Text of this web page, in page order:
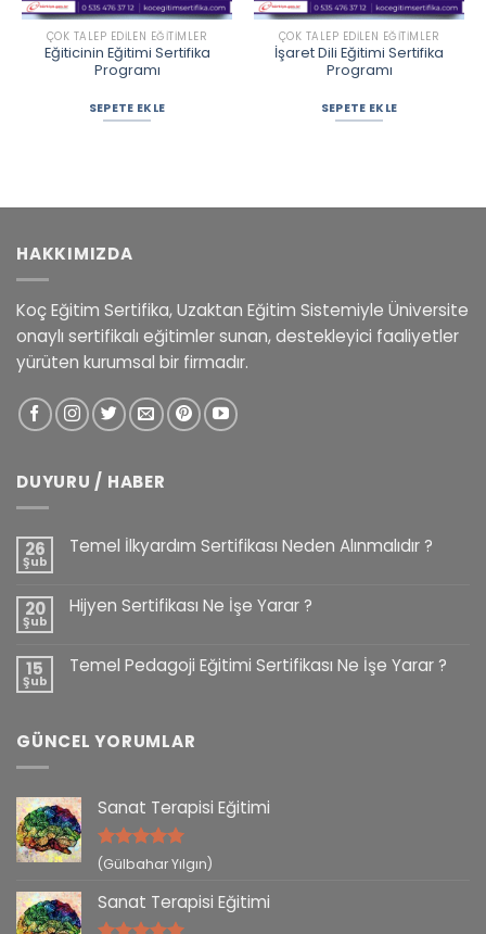
ÇOK TALEP EDILEN EĞITIMLER
Eğiticinin Eğitimi Sertifika
Programı
SEPETE EKLE
ÇOK TALEP EDILEN EĞITIMLER
İşaret Dili Eğitimi Sertifika
Programı
SEPETE EKLE
HAKKIMIZDA
Koç Eğitim Sertifika, Uzaktan Eğitim Sistemiyle Üniversite
onaylı sertifikalı eğitimler sunan, destekleyici faaliyetler
yürüten kurumsal bir firmadır.
DUYURU / HABER
26
Şub
Temel İlkyardım Sertifikası Neden Alınmalıdır ?
20
Şub
Hijyen Sertifikası Ne İşe Yarar ?
15
Şub
Temel Pedagoji Eğitimi Sertifikası Ne İşe Yarar ?
GÜNCEL YORUMLAR
Sanat Terapisi Eğitimi
5 üzerinden
(Gülbahar Yılgın)
Sanat Terapisi Eğitimi